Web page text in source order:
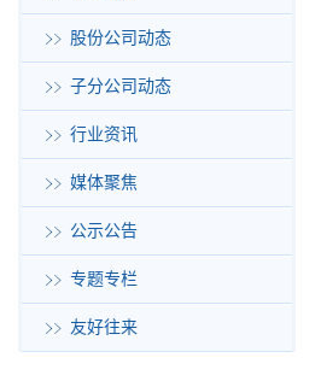
股份公司动态
子分公司动态
行业资讯
媒体聚焦
公示公告
专题专栏
友好往来